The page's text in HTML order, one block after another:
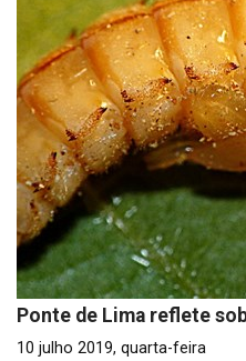
Ponte de Lima reflete
10 julho 2019, quarta-feira